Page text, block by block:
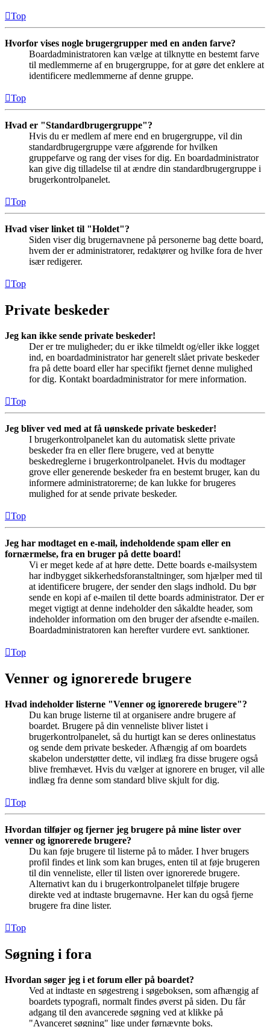
Top
Hvorfor vises nogle brugergrupper med en anden farve?
Boardadministratoren kan vælge at tilknytte en bestemt farve
til medlemmerne af en brugergruppe, for at gøre det enklere at
identificere medlemmerne af denne gruppe.
Top
Hvad er "Standardbrugergruppe"?
Hvis du er medlem af mere end en brugergruppe, vil din
standardbrugergruppe være afgørende for hvilken
gruppefarve og rang der vises for dig. En boardadministrator
kan give dig tilladelse til at ændre din standardbrugergruppe i
brugerkontrolpanelet.
Top
Hvad viser linket til "Holdet"?
Siden viser dig brugernavnene på personerne bag dette board,
hvem der er administratorer, redaktører og hvilke fora de hver
især redigerer.
Top
Private beskeder
Jeg kan ikke sende private beskeder!
Der er tre muligheder; du er ikke tilmeldt og/eller ikke logget
ind, en boardadministrator har generelt slået private beskeder
fra på dette board eller har specifikt fjernet denne mulighed
for dig. Kontakt boardadministrator for mere information.
Top
Jeg bliver ved med at få uønskede private beskeder!
I brugerkontrolpanelet kan du automatisk slette private
beskeder fra en eller flere brugere, ved at benytte
beskedreglerne i brugerkontrolpanelet. Hvis du modtager
grove eller generende beskeder fra en bestemt bruger, kan du
informere administratorerne; de kan lukke for brugeres
mulighed for at sende private beskeder.
Top
Jeg har modtaget en e-mail, indeholdende spam eller en
fornærmelse, fra en bruger på dette board!
Vi er meget kede af at høre dette. Dette boards e-mailsystem
har indbygget sikkerhedsforanstaltninger, som hjælper med til
at identificere brugere, der sender den slags indhold. Du bør
sende en kopi af e-mailen til dette boards administrator. Der er
meget vigtigt at denne indeholder den såkaldte header, som
indeholder information om den bruger der afsendte e-mailen.
Boardadministratoren kan herefter vurdere evt. sanktioner.
Top
Venner og ignorerede brugere
Hvad indeholder listerne "Venner og ignorerede brugere"?
Du kan bruge listerne til at organisere andre brugere af
boardet. Brugere på din venneliste bliver listet i
brugerkontrolpanelet, så du hurtigt kan se deres onlinestatus
og sende dem private beskeder. Afhængig af om boardets
skabelon understøtter dette, vil indlæg fra disse brugere også
blive fremhævet. Hvis du vælger at ignorere en bruger, vil alle
indlæg fra denne som standard blive skjult for dig.
Top
Hvordan tilføjer og fjerner jeg brugere på mine lister over
venner og ignorerede brugere?
Du kan føje brugere til listerne på to måder. I hver brugers
profil findes et link som kan bruges, enten til at føje brugeren
til din venneliste, eller til listen over ignorerede brugere.
Alternativt kan du i brugerkontrolpanelet tilføje brugere
direkte ved at indtaste brugernavne. Her kan du også fjerne
brugere fra dine lister.
Top
Søgning i fora
Hvordan søger jeg i et forum eller på boardet?
Ved at indtaste en søgestreng i søgeboksen, som afhængig af
boardets typografi, normalt findes øverst på siden. Du får
adgang til den avancerede søgning ved at klikke på
"Avanceret søgning" lige under førnævnte boks.